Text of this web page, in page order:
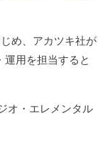
め、アカツキ社が
用を担当すると
オ・エレメンタル